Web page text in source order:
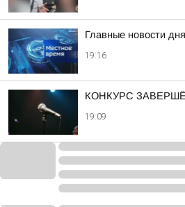
Главные новости
19:16
КОНКУРС ЗАВЕРШЁН!.
19:09